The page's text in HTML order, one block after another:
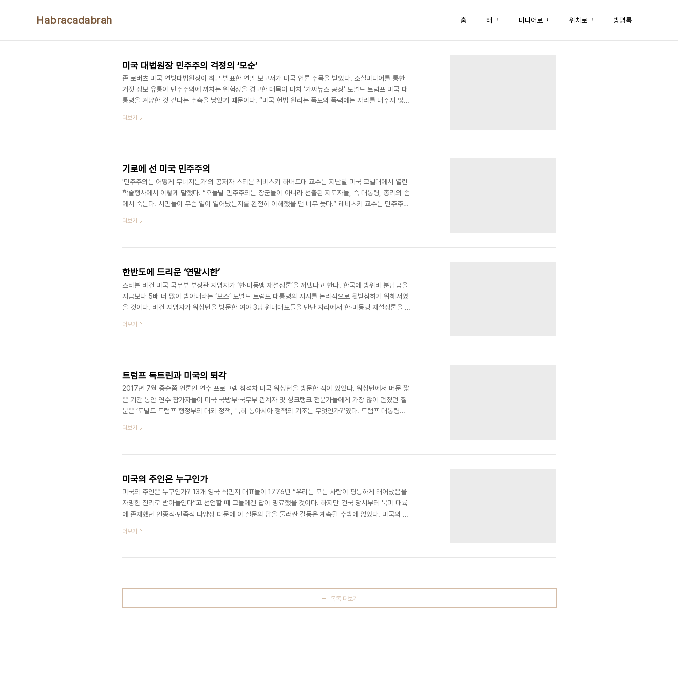
Habracadabrah 홈 태그 미디어로그 위치로그 방명록
미국 대법원장 민주주의 걱정의 ‘모순’
존 로버츠 미국 연방대법원장이 최근 발표한 연말 보고서가 미국 언론 주목을 받았다. 소셜미디어를 통한
거짓 정보 유통이 민주주의에 끼치는 위험성을 경고한 대목이 마치 ‘가짜뉴스 공장’ 도널드 트럼프 미국 대
통령을 겨냥한 것 같다는 추측을 낳았기 때문이다. “미국 헌법 원리는 폭도의 폭력에는 자리를 내주지 않습
니다. 소셜미디어가 순식간에 소문과 거짓 정보를 대규모로 확산시킬 수 있는 우리 시대에는 대중이 정부와
짧은 보고서를 내는데 2005년 취임한 로버츠 대법원장은 늘 역사의 일화를 서두에 앞세웠다고 한..
더보기
기로에 선 미국 민주주의
'민주주의는 어떻게 무너지는가'의 공저자 스티븐 레비츠키 하버드대 교수는 지난달 미국 코넬대에서 열린
학술행사에서 이렇게 말했다. “오늘날 민주주의는 장군들이 아니라 선출된 지도자들, 즉 대통령, 총리의 손
에서 죽는다. 시민들이 무슨 일이 일어났는지를 완전히 이해했을 땐 너무 늦다.” 레비츠키 교수는 민주주의
같은 도전에 직면해 있다고 주장해 논쟁을 일으켰다. 그의 이론의 핵심은 정치적 견해를 달리하는 인물과
촉진하고 있다는 것이다. 그의 책이 미국에서 베스트셀러에 오르는 등 주목을 받은 것..
더보기
한반도에 드리운 ‘연말시한’
스티븐 비건 미국 국무부 부장관 지명자가 ‘한·미동맹 재설정론’을 꺼냈다고 한다. 한국에 방위비 분담금을
지금보다 5배 더 많이 받아내라는 ‘보스’ 도널드 트럼프 대통령의 지시를 논리적으로 뒷받침하기 위해서였
을 것이다. 비건 지명자가 워싱턴을 방문한 여야 3당 원내대표들을 만난 자리에서 한·미동맹 재설정론을 제
사실이다. 그리고 동북아 안보질서 전환을 가져올 각종 사안들은 공교롭게도 모두 연말에 중대한 고비를 맞
올해 말을 시한으로 설정했다. 북한은 최근 미국이 체제안전 보장과 제재 해제 요구에 대..
더보기
트럼프 독트린과 미국의 퇴각
2017년 7월 중순쯤 언론인 연수 프로그램 참석차 미국 워싱턴을 방문한 적이 있었다. 워싱턴에서 머문 짧
은 기간 동안 연수 참가자들이 미국 국방부·국무부 관계자 및 싱크탱크 전문가들에게 가장 많이 던졌던 질
문은 ‘도널드 트럼프 행정부의 대외 정책, 특히 동아시아 정책의 기조는 무엇인가?’였다. 트럼프 대통령이
시아 정책은 없다’는 것이었다. 중국 봉쇄라는 정책 방향은 있지만 구체적인 내용을 전혀 유추할 수 없는 상
황이었다. 뉴욕타임스는 2017년 4월8일 ‘트럼프 독트린의 부상: 독트린을 따르지 말라’..
더보기
미국의 주인은 누구인가
미국의 주인은 누구인가? 13개 영국 식민지 대표들이 1776년 “우리는 모든 사람이 평등하게 태어났음을
자명한 진리로 받아들인다”고 선언할 때 그들에겐 답이 명료했을 것이다. 하지만 건국 당시부터 북미 대륙
에 존재했던 인종적·민족적 다양성 때문에 이 질문의 답을 둘러싼 갈등은 계속될 수밖에 없었다. 미국의 수
‘콜럼버스의날’이었다. 1492년 미주 대륙을 최초로 ‘발견’했다는 이탈리아 출신 탐험가 ‘크리스토퍼 콜럼버
‘워싱턴’이라는 도시 이름은 미국 초대 대통령인 ‘조지 워싱턴’에게서 나왔다. 뒤에 ..
더보기
목록 더보기